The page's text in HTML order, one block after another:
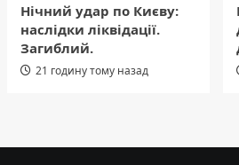
Нічний удар по Києву:
наслідки ліквідації.
Загиблий.
21 годину тому назад